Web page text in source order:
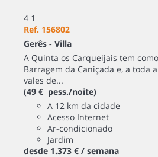
4 1
Ref. 156802
Gerês - Villa
A Quinta os Carqueijais tem
Barragem da Caniçada e, a toda
vales de...
(49 € pess./noite)
A 12 km da cidade
Acesso Internet
Ar-condicionado
Jardim
desde 1.373 € / semana